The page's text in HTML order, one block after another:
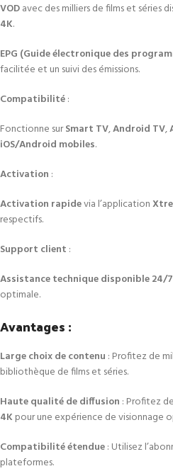
VODavec des milliers de films et séries
4K.
EPG (Guide électronique des
facilitée et un suivi des émissions.
Compatibilité:
Fonctionne surSmart TV,Android TV,
iOS/Android mobiles.
Activation :
Activation rapidevia l’application
respectifs.
Support client :
Assistance technique disponible 24/7
optimale.
Avantages :
Large choix de contenu : Profitez de
bibliothèque de films et séries.
Haute qualité de diffusion : Profitez
4K pour une expérience de visionnage
Compatibilité étendue: Utilisez
plateformes.